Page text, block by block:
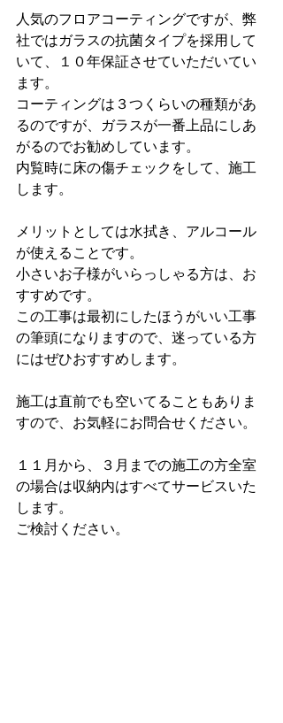
人気のフロアコーティングですが、弊
社ではガラスの抗菌タイプを採用して
いて、１０年保証させていただいてい
ます。
コーティングは３つくらいの種類があ
るのですが、ガラスが一番上品にしあ
がるのでお勧めしています。
内覧時に床の傷チェックをして、施工
します。
メリットとしては水拭き、アルコール
が使えることです。
小さいお子様がいらっしゃる方は、お
すすめです。
この工事は最初にしたほうがいい工事
の筆頭になりますので、迷っている方
にはぜひおすすめします。
施工は直前でも空いてることもありま
すので、お気軽にお問合せください。
１１月から、３月までの施工の方全室
の場合は収納内はすべてサービスいた
します。
ご検討ください。